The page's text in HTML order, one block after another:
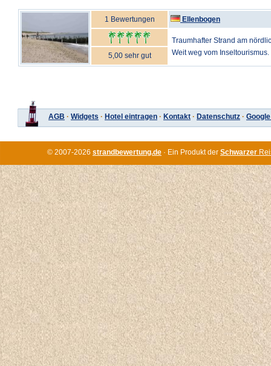
1 Bewertungen Ellenbogen
Traumhafter Strand am
Weit weg vom Inseltourismus.
5,00 sehr gut
AGB · Widgets · Hotel eintragen · Kontakt · Datenschutz ·
© 2007-2026 strandbewertung.de · Ein Produkt der Schwarzer